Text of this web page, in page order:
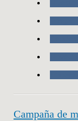
Campaña de